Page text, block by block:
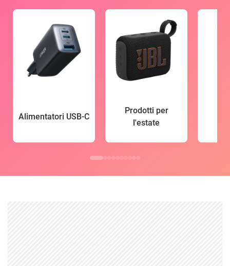
Alimentatori USB-C
Prodotti per
l'estate